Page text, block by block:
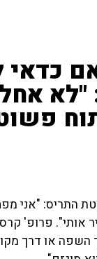
כדאי
"לא
בבלוטת התריס:
אותי". פרופ'
השפה או דרך